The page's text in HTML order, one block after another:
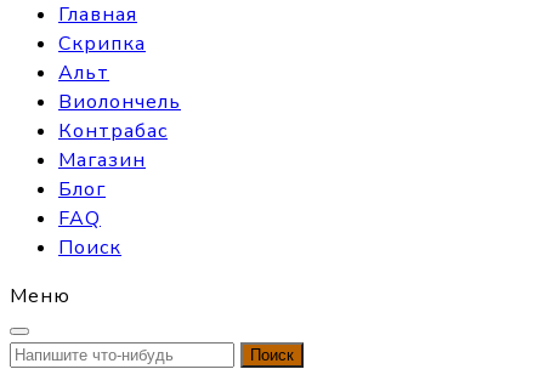
Главная
Скрипка
Альт
Виолончель
Контрабас
Магазин
Блог
FAQ
Поиск
Меню
Найти: